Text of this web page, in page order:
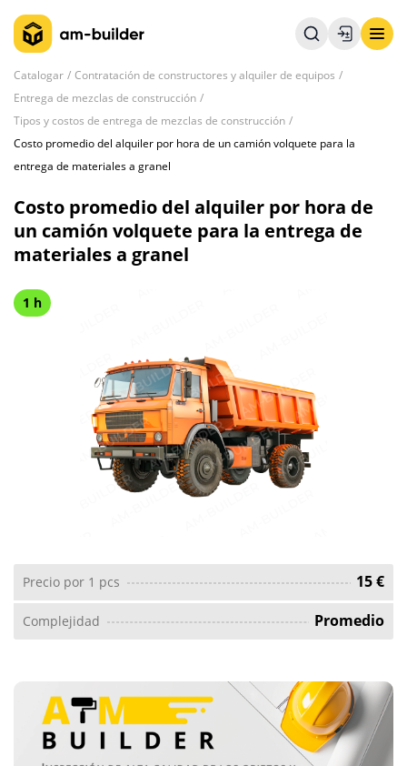
Catalogar
Contratación de constructores y alquiler de equipos
Entrega de mezclas de construcción
Tipos y costos de entrega de mezclas de construcción
Costo promedio del alquiler por hora de un camión volquete para la
entrega de materiales a granel
Costo promedio del alquiler por hora de
un camión volquete para la entrega de
materiales a granel
1 h
Precio por 1 pcs 15 €
Complejidad Promedio